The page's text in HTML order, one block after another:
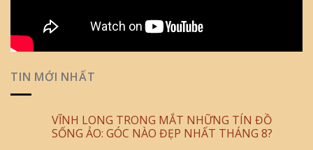
TIN MỚI NHẤT
VĨNH LONG TRONG MẮT NHỮNG TÍN ĐỒ
SỐNG ẢO: GÓC NÀO ĐẸP NHẤT THÁNG 8?